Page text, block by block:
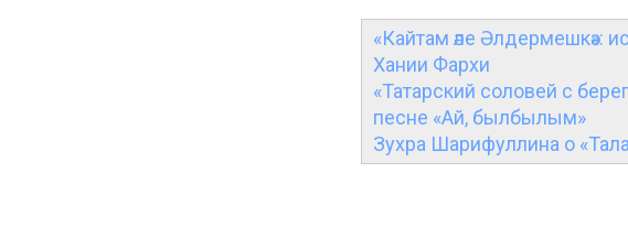
«Кайтам әле Әлдермешкә»:
Хании Фархи
«Татарский соловей с
песне «Ай, былбылым»
Зухра Шарифуллина о